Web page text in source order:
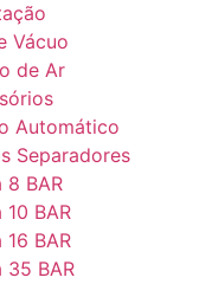
Vácuo
de Ar
Automático
Separadores
8 BAR
10 BAR
16 BAR
35 BAR